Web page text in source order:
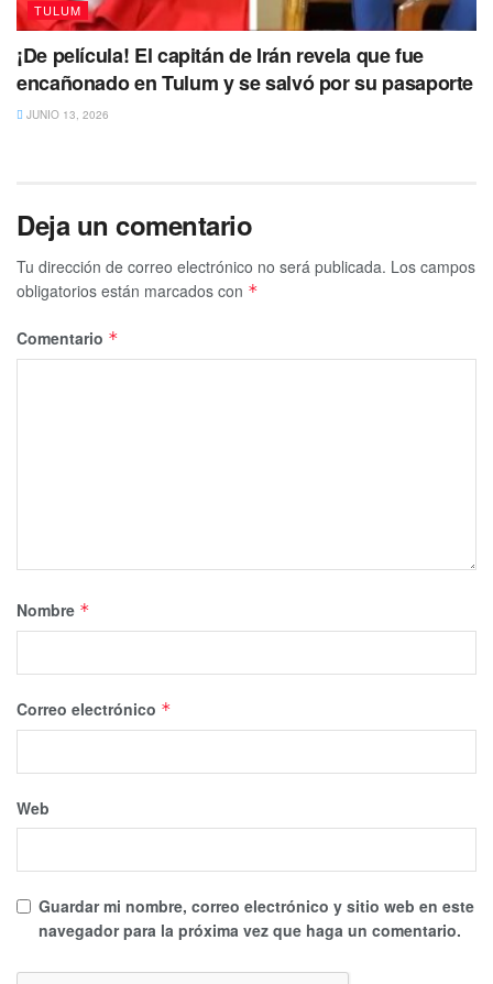
TULUM
¡De película! El capitán de Irán revela que fue
encañonado en Tulum y se salvó por su pasaporte
JUNIO 13, 2026
Deja un comentario
Tu dirección de correo electrónico no será publicada. Los campos
obligatorios están marcados con *
Comentario *
Nombre *
Correo electrónico *
Web
Guardar mi nombre, correo electrónico y sitio web en este
navegador para la próxima vez que haga un comentario.